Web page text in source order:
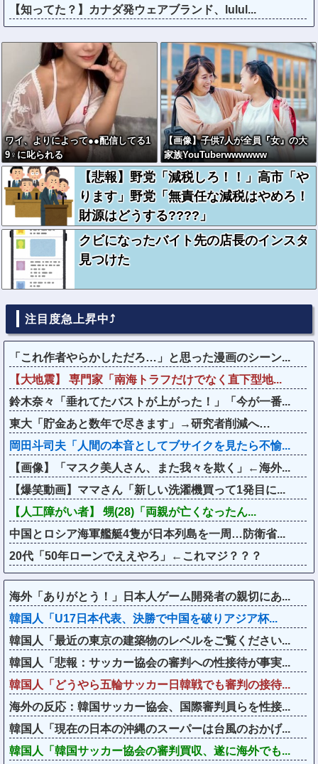
【知ってた？】カナダ発ウェアブランド、lulul...
ワイ、よりによって●●配信してる1
9♀に叱られる
【画像】子供7人が全員『女』の大
家族YouTuberwwwwww
【悲報】野党「減税しろ！！」高市「や
ります」野党「無責任な減税はやめろ！
財源はどうする????」
クビになったバイト先の店長のインスタ
見つけた
注目度急上昇中⤴
「これ作者やらかしただろ…」と思った漫画のシーン...
【大地震】 専門家「南海トラフだけでなく直下型地...
鈴木奈々「垂れてたバストが上がった！」「今が一番...
東大「貯金あと数年で尽きます」→研究者削減へ…
岡田斗司夫「人間の本音としてブサイクを見たら不愉...
【画像】「マスク美人さん、また我々を欺く」←海外...
【爆笑動画】ママさん「新しい洗濯機買って1発目に...
【人工障がい者】 甥(28)「両親が亡くなったん...
中国とロシア海軍艦艇4隻が日本列島を一周…防衛省...
20代「50年ローンでええやろ」←これマジ？？？
海外「ありがとう！」日本人ゲーム開発者の親切にあ...
韓国人「U17日本代表、決勝で中国を破りアジア杯...
韓国人「最近の東京の建築物のレベルをご覧ください...
韓国人「悲報：サッカー協会の審判への性接待が事実...
韓国人「どうやら五輪サッカー日韓戦でも審判の接待...
海外の反応：韓国サッカー協会、国際審判員らを性接...
韓国人「現在の日本の沖縄のスーパーは台風のおかげ...
韓国人「韓国サッカー協会の審判買収、遂に海外でも...